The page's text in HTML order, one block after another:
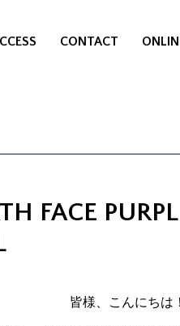
CONTACT
FACE
皆様、こんにちは！